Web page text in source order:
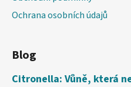
Ochrana osobních údajů
Blog
Citronella: Vůně, která